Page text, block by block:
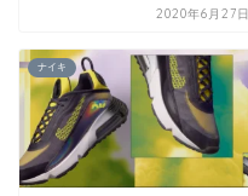
2020年6月27日
ナイキ